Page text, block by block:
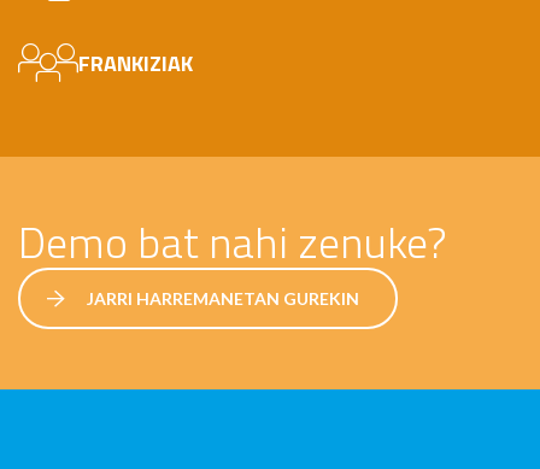
FRANKIZIAK
Demo bat nahi zenuke?
JARRI HARREMANETAN GUREKIN